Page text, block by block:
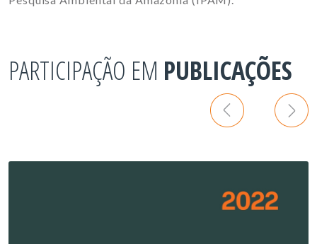
PARTICIPAÇÃO EM PUBLICAÇÕES